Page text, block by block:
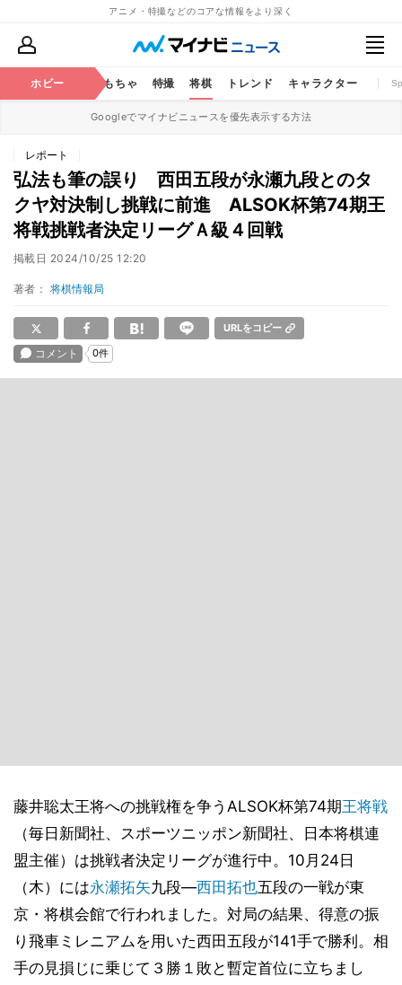
アニメ・特撮などのコアな情報をより深く
ホビー
コミック おもちゃ 特撮 将棋 トレンド キャラクター
Googleでマイナビニュースを優先表示する方法
レポート
弘法も筆の誤り 西田五段が永瀬九段とのタ
クヤ対決制し挑戦に前進 ALSOK杯第74期王
将戦挑戦者決定リーグＡ級４回戦
掲載日 2024/10/25 12:20
著者： 将棋情報局
URLをコピー
藤井聡太王将への挑戦権を争うALSOK杯第74期王将戦
（毎日新聞社、スポーツニッポン新聞社、日本将棋連
盟主催）は挑戦者決定リーグが進行中。10月24日
（木）には永瀬拓矢九段―西田拓也五段の一戦が東
京・将棋会館で行われました。対局の結果、得意の振
り飛車ミレニアムを用いた西田五段が141手で勝利。相
手の見損じに乗じて３勝１敗と暫定首位に立ちまし